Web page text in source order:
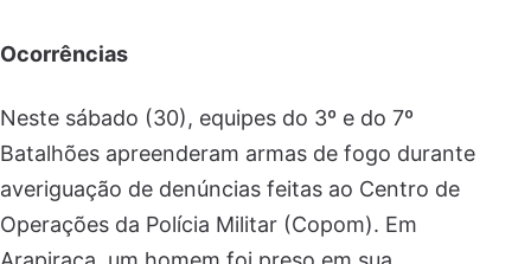
Ocorrências
Neste sábado (30), equipes do 3º e do 7º
Batalhões apreenderam armas de fogo durante
averiguação de denúncias feitas ao Centro de
Operações da Polícia Militar (Copom). Em